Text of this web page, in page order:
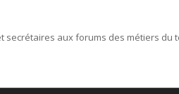
secrétaires aux forums des métiers du